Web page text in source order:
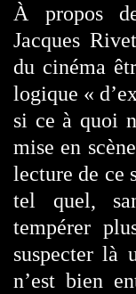
À propos
Jacques
du cinéma
logique «
si ce à quoi
mise en
lecture de ce
tel quel,
tempérer
suspecter là
n’est bien